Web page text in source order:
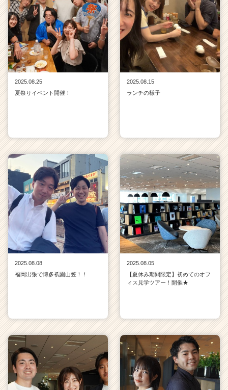
2025.08.25
夏祭りイベント開催！
2025.08.15
ランチの様子
2025.08.08
福岡出張で博多祇園山笠！！
2025.08.05
【夏休み期間限定】初めてのオフ
ィス見学ツアー！開催★